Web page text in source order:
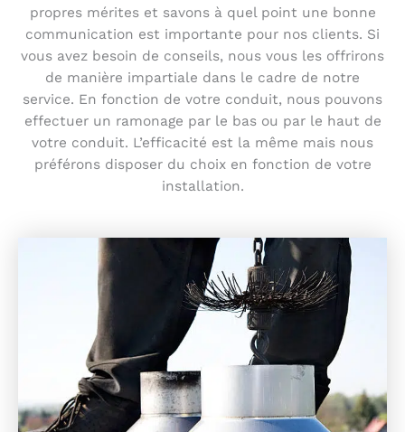
propres mérites et savons à quel point une bonne
communication est importante pour nos clients. Si
vous avez besoin de conseils, nous vous les offrirons
de manière impartiale dans le cadre de notre
service. En fonction de votre conduit, nous pouvons
effectuer un ramonage par le bas ou par le haut de
votre conduit. L’efficacité est la même mais nous
préférons disposer du choix en fonction de votre
installation.